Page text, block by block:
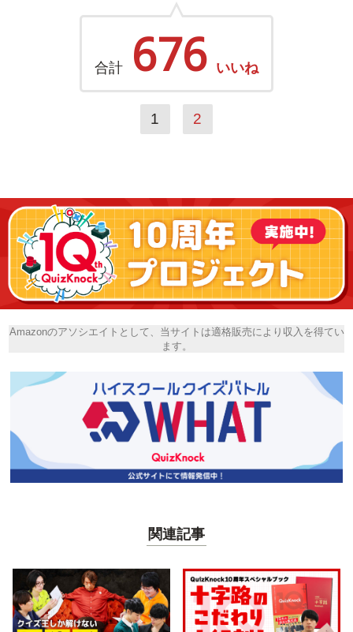
合計 676 いいね
1 2
Amazonのアソシエイトとして、当サイトは適格販売により収入を得てい
ます。
関連記事